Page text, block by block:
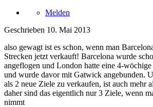
Melden
Geschrieben 10. Mai 2013
also gewagt ist es schon, wenn man
Strecken jetzt verkauft! Barcelona wurde
angeflogen und London hatte eine 4-wöchige
und wurde davor mit Gatwick angebunden.
als 2 neue Ziele zu verkaufen, ist auch mehr
daher sind das eigentlich nur 3 Ziele, wenn
nimmt